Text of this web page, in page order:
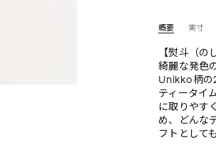
概要
【熨斗（の
綺麗な発色
Unikko柄の
ティータイ
に取りやす
め、どんな
フトとして
実寸